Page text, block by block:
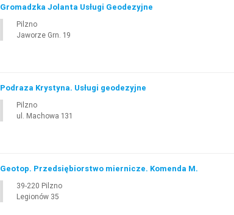
Gromadzka Jolanta Usługi Geodezyjne
Pilzno
Jaworze Grn. 19
Podraza Krystyna. Usługi geodezyjne
Pilzno
ul. Machowa 131
Geotop. Przedsiębiorstwo miernicze. Komenda M.
39-220 Pilzno
Legionów 35